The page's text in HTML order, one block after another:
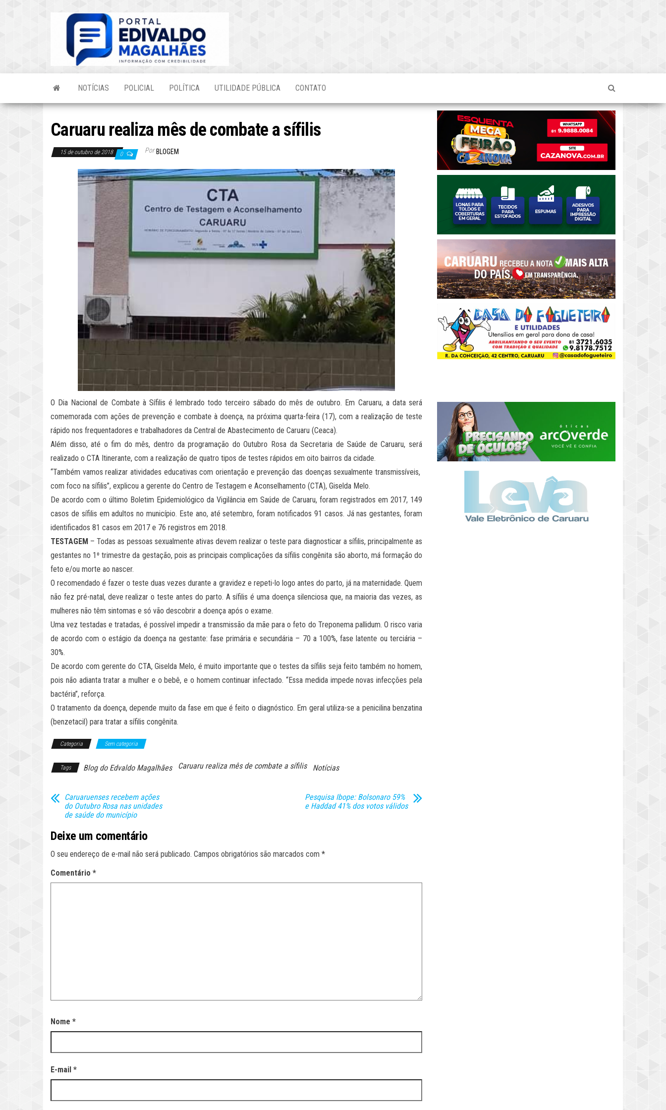
NOTÍCIAS POLICIAL POLÍTICA UTILIDADE PÚBLICA CONTATO
Caruaru realiza mês de combate a sífilis
15 de outubro de 2018 0 Por BLOGEM
O Dia Nacional de Combate à Sífilis é lembrado todo terceiro sábado do mês de outubro. Em Caruaru, a data será
comemorada com ações de prevenção e combate à doença, na próxima quarta-feira (17), com a realização de teste
rápido nos frequentadores e trabalhadores da Central de Abastecimento de Caruaru (Ceaca).
Além disso, até o fim do mês, dentro da programação do Outubro Rosa da Secretaria de Saúde de Caruaru, será
realizado o CTA Itinerante, com a realização de quatro tipos de testes rápidos em oito bairros da cidade.
“Também vamos realizar atividades educativas com orientação e prevenção das doenças sexualmente transmissíveis,
com foco na sífilis”, explicou a gerente do Centro de Testagem e Aconselhamento (CTA), Giselda Melo.
De acordo com o último Boletim Epidemiológico da Vigilância em Saúde de Caruaru, foram registrados em 2017, 149
casos de sífilis em adultos no município. Este ano, até setembro, foram notificados 91 casos. Já nas gestantes, foram
identificados 81 casos em 2017 e 76 registros em 2018.
TESTAGEM – Todas as pessoas sexualmente ativas devem realizar o teste para diagnosticar a sífilis, principalmente as
gestantes no 1º trimestre da gestação, pois as principais complicações da sífilis congênita são aborto, má formação do
feto e/ou morte ao nascer.
O recomendado é fazer o teste duas vezes durante a gravidez e repeti-lo logo antes do parto, já na maternidade. Quem
não fez pré-natal, deve realizar o teste antes do parto. A sífilis é uma doença silenciosa que, na maioria das vezes, as
mulheres não têm sintomas e só vão descobrir a doença após o exame.
Uma vez testadas e tratadas, é possível impedir a transmissão da mãe para o feto do Treponema pallidum. O risco varia
de acordo com o estágio da doença na gestante: fase primária e secundária – 70 a 100%, fase latente ou terciária –
30%.
De acordo com gerente do CTA, Giselda Melo, é muito importante que o testes da sífilis seja feito também no homem,
pois não adianta tratar a mulher e o bebê, e o homem continuar infectado. “Essa medida impede novas infecções pela
bactéria”, reforça.
O tratamento da doença, depende muito da fase em que é feito o diagnóstico. Em geral utiliza-se a penicilina benzatina
(benzetacil) para tratar a sífilis congênita.
Categoria Sem categoria
Tags Blog do Edvaldo Magalhães Caruaru realiza mês de combate a sífilis Notícias
Caruaruenses recebem ações
do Outubro Rosa nas unidades
de saúde do município
Pesquisa Ibope: Bolsonaro 59%
e Haddad 41% dos votos válidos
Deixe um comentário
O seu endereço de e-mail não será publicado. Campos obrigatórios são marcados com *
Comentário *
Nome *
E-mail *